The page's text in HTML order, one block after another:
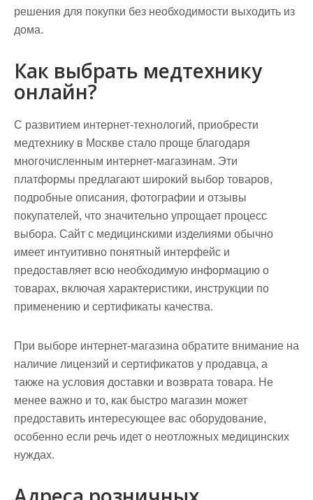
решения для покупки без необходимости выходить из
дома.
Как выбрать медтехнику
онлайн?
С развитием интернет-технологий, приобрести
медтехнику в Москве стало проще благодаря
многочисленным интернет-магазинам. Эти
платформы предлагают широкий выбор товаров,
подробные описания, фотографии и отзывы
покупателей, что значительно упрощает процесс
выбора. Сайт с медицинскими изделиями обычно
имеет интуитивно понятный интерфейс и
предоставляет всю необходимую информацию о
товарах, включая характеристики, инструкции по
применению и сертификаты качества.
При выборе интернет-магазина обратите внимание на
наличие лицензий и сертификатов у продавца, а
также на условия доставки и возврата товара. Не
менее важно и то, как быстро магазин может
предоставить интересующее вас оборудование,
особенно если речь идет о неотложных медицинских
нуждах.